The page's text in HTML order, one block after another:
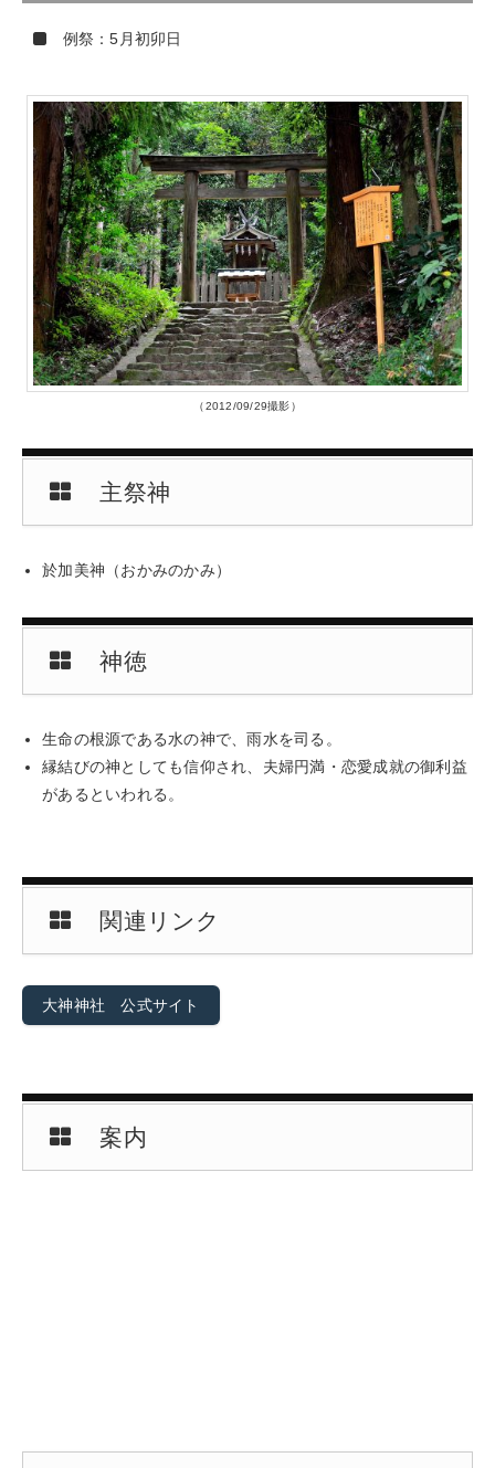
例祭：5月初卯日
（2012/09/29撮影）
主祭神
於加美神（おかみのかみ）
神徳
生命の根源である水の神で、雨水を司る。
縁結びの神としても信仰され、夫婦円満・恋愛成就の御利益
があるといわれる。
関連リンク
大神神社 公式サイト
案内